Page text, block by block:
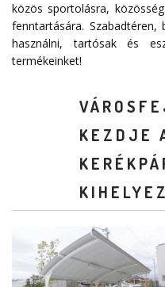
közös sportolásra,
fenntartására.
használni, tartósak és
termékeinket!
KEZDJE